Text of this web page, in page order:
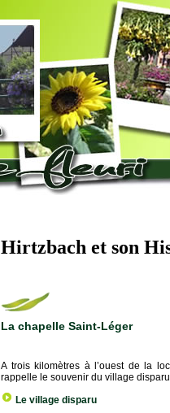
Hirtzbach et son
La chapelle Saint-Léger
A trois kilomètres à l’ouest de la
rappelle le souvenir du village
Le village disparu